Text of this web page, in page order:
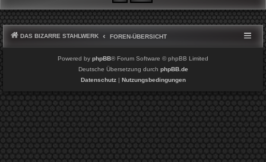
DAS BIZARRE STAHLWERK FOREN-ÜBERSICHT
Powered by phpBB® Forum Software © phpBB Limited
Deutsche Übersetzung durch phpBB.de
Datenschutz| Nutzungsbedingungen